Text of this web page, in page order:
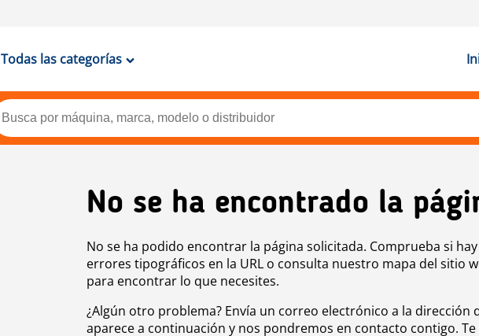
Todas las categorías
No se ha encontrado la
No se ha podido encontrar la página solicitada. Comprueba si hay
errores tipográficos en la URL o consulta nuestro mapa del sitio
para encontrar lo que necesites.
¿Algún otro problema? Envía un correo electrónico a la dirección
aparece a continuación y nos pondremos en contacto contigo. Te